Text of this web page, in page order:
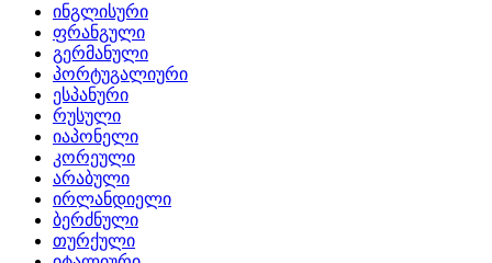
ინგლისური
ფრანგული
გერმანული
პორტუგალიური
ესპანური
რუსული
იაპონელი
კორეული
არაბული
ირლანდიელი
ბერძნული
თურქული